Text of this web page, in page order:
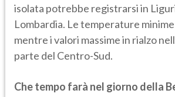
isolata potrebbe registrarsi in
Lombardia. Le temperature minime
mentre i valori massime in rialzo
parte del Centro-Sud.
Che tempo farà nel giorno della